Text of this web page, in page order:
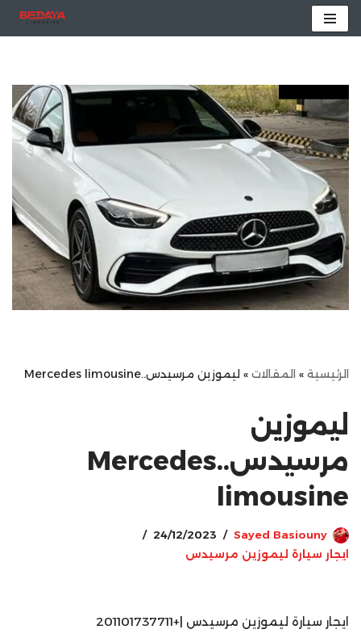
المحتوى
الرئيسية » المقالات » ليموزين مرسيدس..Mercedes limousine
ليموزين
مرسيدس..Mercedes
limousine
Sayed Basiouny
24/12/2023
ايجار سيارة ليموزين مرسيدس
ايجار سيارة ليموزين مرسيدس |+201101737711